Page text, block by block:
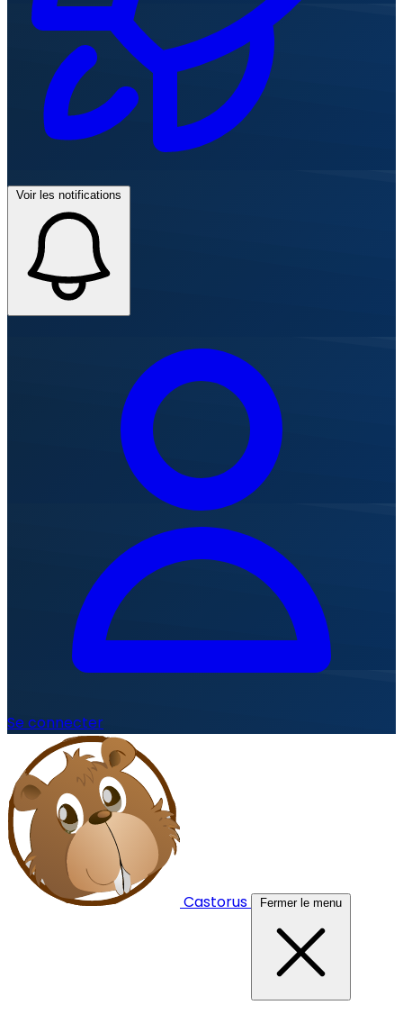
Voir les notifications
Se connecter
Castorus Fermer le menu